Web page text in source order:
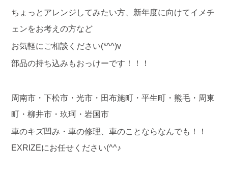
ちょっとアレンジしてみたい方、新年度に向けてイメチ
ェンをお考えの方など
お気軽にご相談ください(*^^)v
部品の持ち込みもおっけーです！！！
周南市・下松市・光市・田布施町・平生町・熊毛・周東
町・柳井市・玖珂・岩国市
車のキズ凹み・車の修理、車のことならなんでも！！
EXRIZEにお任せください(^^♪